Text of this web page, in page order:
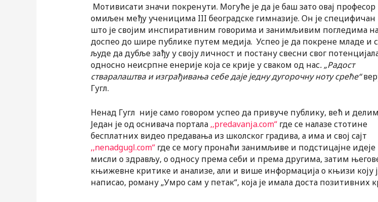
Мотивисати значи покренути. Могуће је да је баш зато овај професор
омиљен међу ученицима III београдске гимназије. Он је специфичан
што је својим инспиративним говорима и занимљивим погледима
доспео до шире публике путем медија. Успео је да покрене младе и
људе да дубље зађу у своју личност и постану свесни свог
односно неисрпне енерије која се крије у сваком од нас. „Радост
стваралаштва и изграђивања себе даје једну дугорочну ноту среће“
Гугл.
Ненад Гугл није само говором успео да привуче публику, већ и
Један је од оснивача портала ,,predavanja.com“ где се налазе стотине
бесплатних видео предавања из школског градива, а има и свој сајт
,,nenadgugl.com“где се могу пронаћи занимљиве и подстицајне идеје
мисли о здрављу, о односу према себи и према другима, затим
књижевне критике и анализе, али и више информација о књизи коју
написао, роману „Умро сам у петак“, која је имала доста позитивних